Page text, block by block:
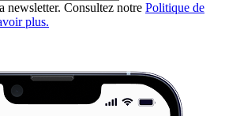
newsletter. Consultez notre Politique de
plus.